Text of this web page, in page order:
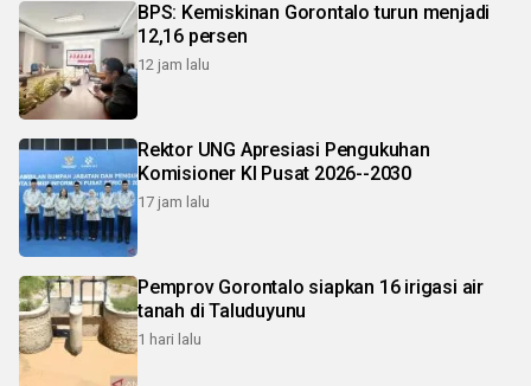
BPS: Kemiskinan Gorontalo turun menjadi
12,16 persen
12 jam lalu
Rektor UNG Apresiasi Pengukuhan
Komisioner KI Pusat 2026--2030
17 jam lalu
Pemprov Gorontalo siapkan 16 irigasi air
tanah di Taluduyunu
1 hari lalu